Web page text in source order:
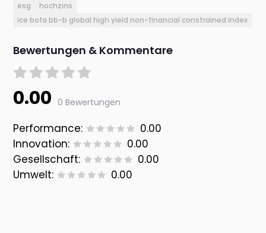
esg
hochzins
ice bofa bb-b global high yield non-financial constrained index
Bewertungen & Kommentare
0.00 0 Bewertungen
Performance:
0.00
Innovation:
0.00
Gesellschaft:
0.00
Umwelt:
0.00